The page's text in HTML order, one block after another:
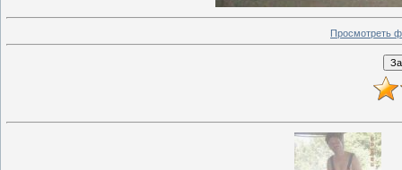
Просмотреть